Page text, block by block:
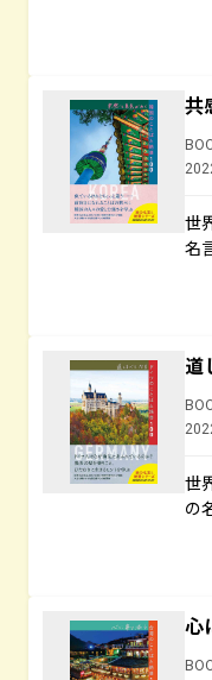
共
世
名
道
世
の
心